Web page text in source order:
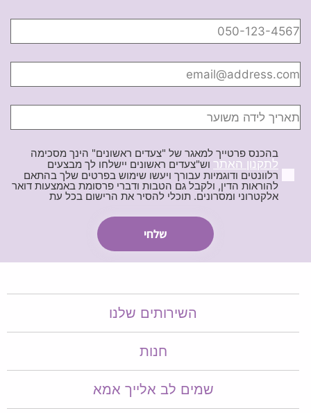
בהכנס פרטייך למאגר של "צעדים ראשונים" הינך מסכימה
לתקנון האתר וש"צעדים ראשונים יישלחו לך מבצעים
רלוונטים ודוגמיות עבורך ויעשו שימוש בפרטים שלך בהתאם
להוראות הדין, ולקבל גם הטבות ודברי פרסומת באמצעות דואר
אלקטרוני ומסרונים. תוכלי להסיר את הרישום בכל עת
השירותים שלנו
חנות
שמים לב אלייך אמא​​